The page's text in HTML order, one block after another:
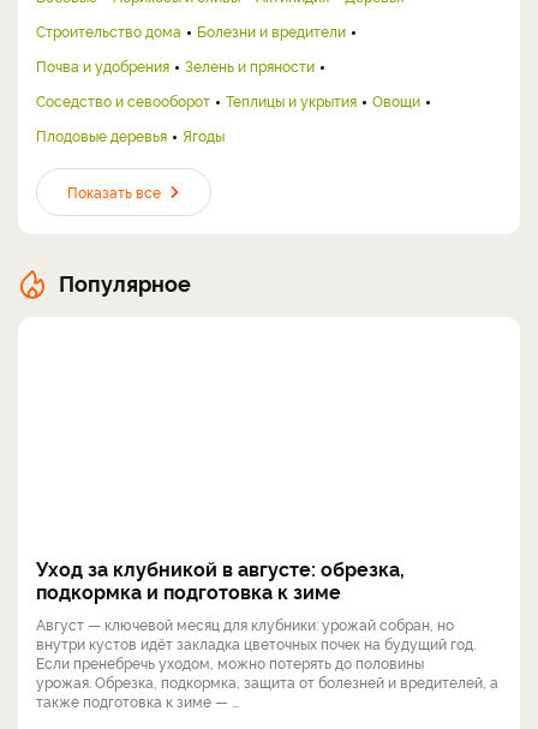
Строительство дома
Болезни и вредители
Почва и удобрения
Зелень и пряности
Соседство и севооборот
Теплицы и укрытия
Овощи
Плодовые деревья
Ягоды
Показать все
Популярное
Уход за клубникой в августе: обрезка,
подкормка и подготовка к зиме
Август — ключевой месяц для клубники: урожай собран, но
внутри кустов идёт закладка цветочных почек на будущий год.
Если пренебречь уходом, можно потерять до половины
урожая. Обрезка, подкормка, защита от болезней и вредителей, а
также подготовка к зиме — ...